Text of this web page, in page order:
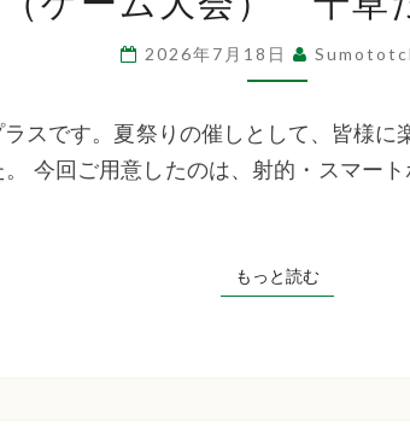
り
（ゲ
ム
大
千
草
2026年7月18日
スです。夏祭りの催しとして、皆様に
今回ご用意したのは、射的・スマー
もっと読むもっと読む